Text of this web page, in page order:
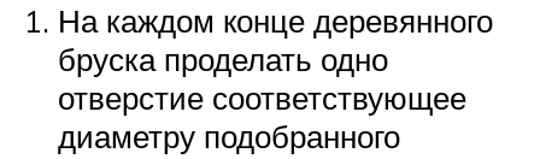
На каждом конце деревянного
бруска проделать одно
отверстие соответствующее
диаметру подобранного